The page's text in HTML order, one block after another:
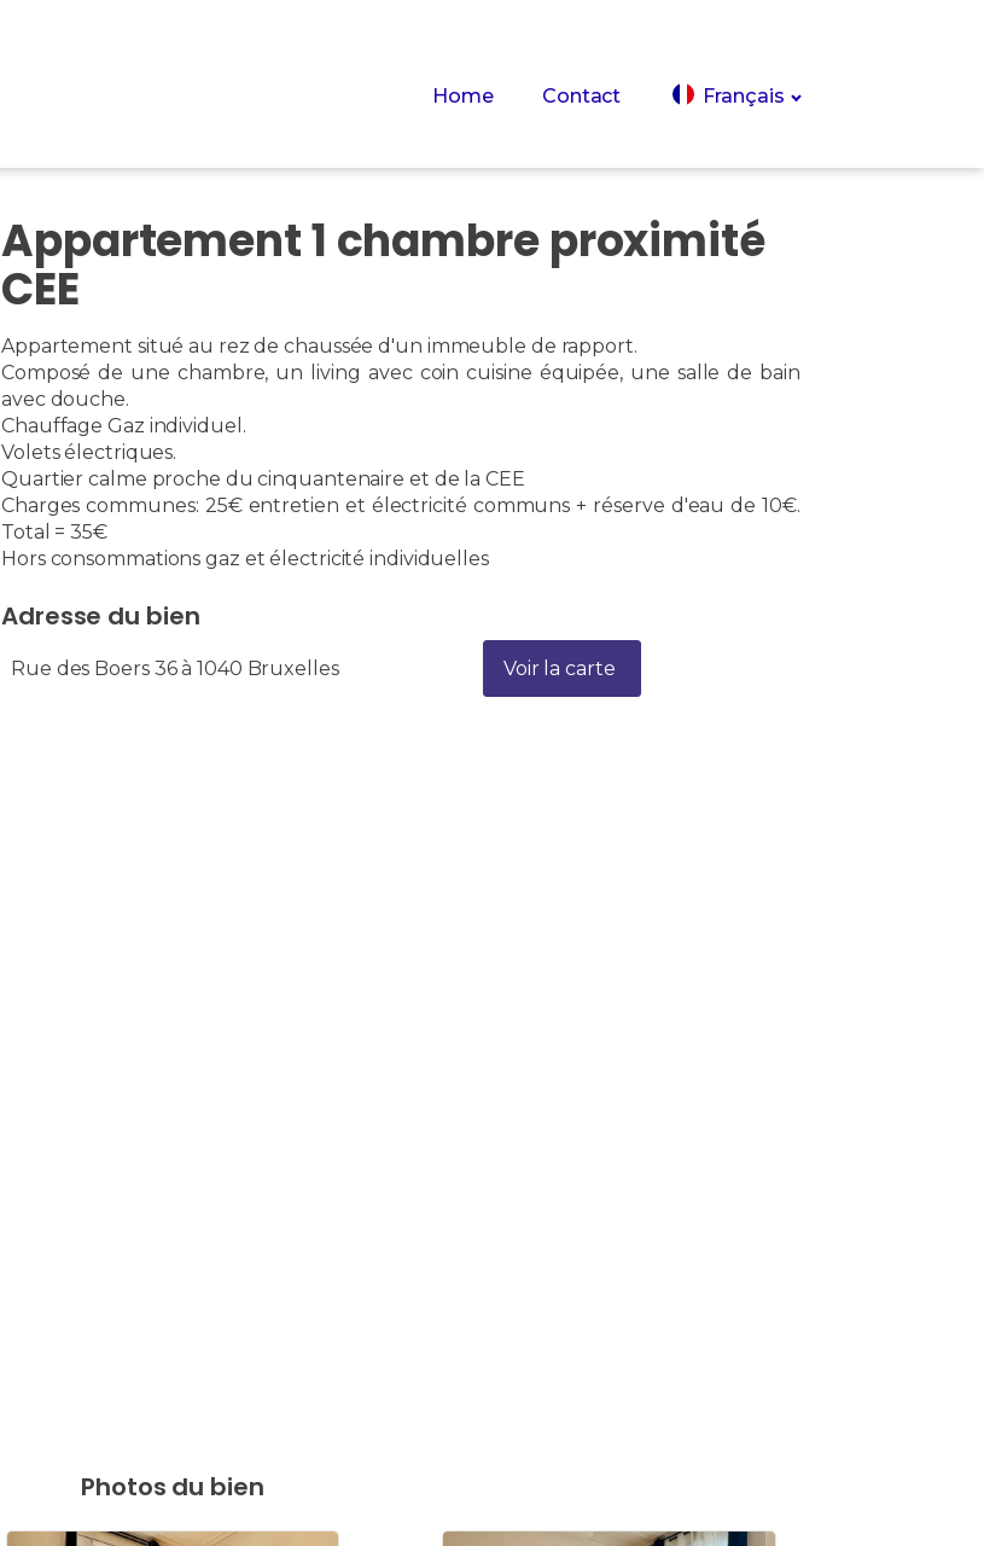
Home Contact Français
Appartement 1 chambre proximité
CEE
Appartement situé au rez de chaussée d'un immeuble de rapport.
Composé de une chambre, un living avec coin cuisine équipée, une salle de bain
avec douche.
Chauffage Gaz individuel.
Volets électriques.
Quartier calme proche du cinquantenaire et de la CEE
Charges communes: 25€ entretien et électricité communs + réserve d'eau de 10€.
Total = 35€
Hors consommations gaz et électricité individuelles
Adresse du bien
Rue des Boers 36 à 1040 Bruxelles Voir la carte
Photos du bien